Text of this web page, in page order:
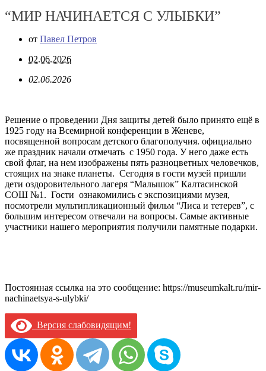
“МИР НАЧИНАЕТСЯ С УЛЫБКИ”
от Павел Петров
02.06.2026
02.06.2026
Решение о проведении Дня защиты детей было принято ещё в
1925 году на Всемирной конференции в Женеве,
посвященной вопросам детского благополучия. официально
же праздник начали отмечать с 1950 года. У него даже есть
свой флаг, на нем изображены пять разноцветных человечков,
стоящих на знаке планеты. Сегодня в гости музей пришли
дети оздоровительного лагеря “Малышок” Калтасинской
СОШ №1. Гости ознакомились с экспозициями музея,
посмотрели мультипликационный фильм “Лиса и тетерев”, с
большим интересом отвечали на вопросы. Самые активные
участники нашего мероприятия получили памятные подарки.
Постоянная ссылка на это сообщение: https://museumkalt.ru/mir-
nachinaetsya-s-ulybki/
Версия слабовидящим!